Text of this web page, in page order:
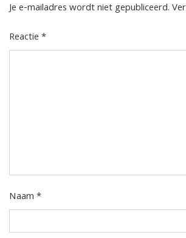
Je e-mailadres wordt niet gepubliceerd.
Reactie*
Naam*